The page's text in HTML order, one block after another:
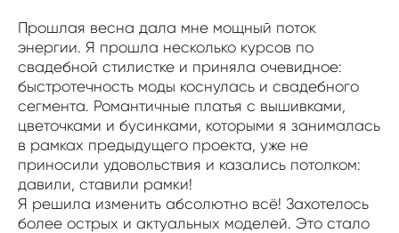
Прошлая весна дала мне мощный поток
энергии. Я прошла несколько курсов по
свадебной стилистке и приняла очевидное:
быстротечность моды коснулась и свадебного
сегмента. Романтичные платья с вышивками,
цветочками и бусинками, которыми я занималась
в рамках предыдущего проекта, уже не
приносили удовольствия и казались потолком:
давили, ставили рамки!
Я решила изменить абсолютно всё! Захотелось
более острых и актуальных моделей. Это стало